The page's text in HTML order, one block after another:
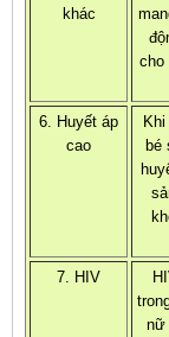
khác
cho
6. Huyết áp
cao
bé
7. HIV
nữ